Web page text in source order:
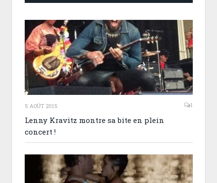
5 AOÛT 2015 1
Lenny Kravitz montre sa bite en plein
concert !